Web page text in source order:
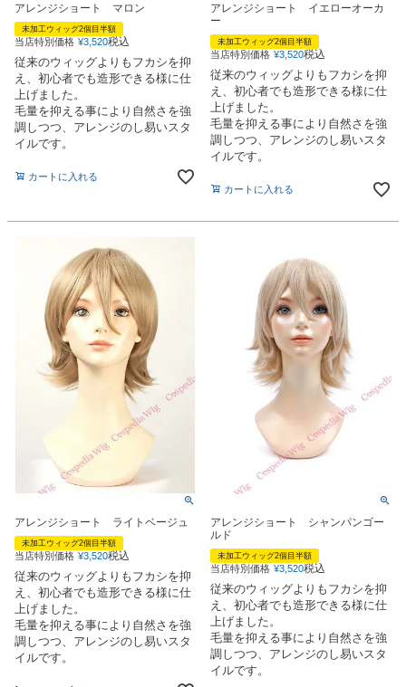
アレンジショート マロン
未加工ウィッグ2個目半額
当店特別価格 ¥3,520税込
従来のウィッグよりもフカシを抑
え、初心者でも造形できる様に仕
上げました。
毛量を抑える事により自然さを強
調しつつ、アレンジのし易いスタ
イルです。
カートに入れる
アレンジショート イエローオーカ
ー
未加工ウィッグ2個目半額
当店特別価格 ¥3,520税込
従来のウィッグよりもフカシを抑
え、初心者でも造形できる様に仕
上げました。
毛量を抑える事により自然さを強
調しつつ、アレンジのし易いスタ
イルです。
カートに入れる
アレンジショート ライトベージュ
未加工ウィッグ2個目半額
当店特別価格 ¥3,520税込
従来のウィッグよりもフカシを抑
え、初心者でも造形できる様に仕
上げました。
毛量を抑える事により自然さを強
調しつつ、アレンジのし易いスタ
イルです。
アレンジショート シャンパンゴー
ルド
未加工ウィッグ2個目半額
当店特別価格 ¥3,520税込
従来のウィッグよりもフカシを抑
え、初心者でも造形できる様に仕
上げました。
毛量を抑える事により自然さを強
調しつつ、アレンジのし易いスタ
イルです。